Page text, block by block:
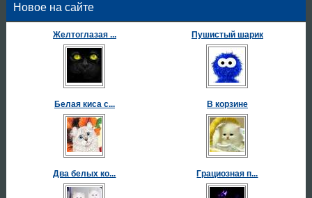
Новое на сайте
Желтоглазая ... Пушистый шарик
Белая киса с... В корзине
Два белых ко... Грациозная п...